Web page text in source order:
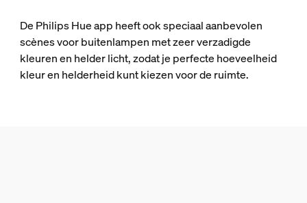
De Philips Hue app heeft ook speciaal aanbevolen
scènes voor buitenlampen met zeer verzadigde
kleuren en helder licht, zodat je perfecte hoeveelheid
kleur en helderheid kunt kiezen voor de ruimte.